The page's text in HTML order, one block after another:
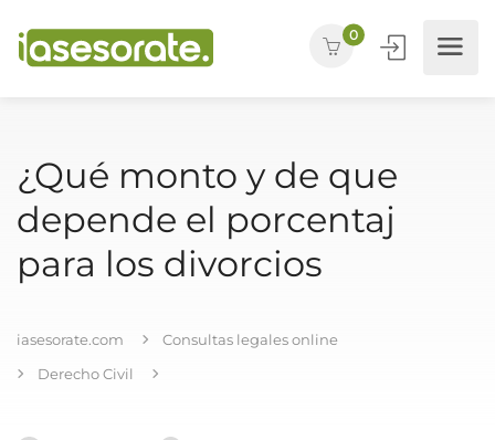
0
¿Qué monto y de que
depende el porcentaj
para los divorcios
iasesorate.com
Consultas legales online
Derecho Civil